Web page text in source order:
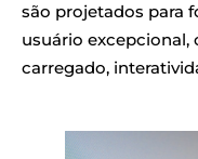
são projetados para
usuário
carregado,